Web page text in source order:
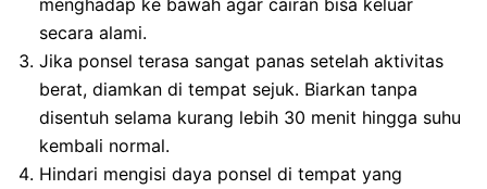
secara alami.
Jika ponsel terasa sangat panas setelah aktivitas
berat, diamkan di tempat sejuk. Biarkan tanpa
disentuh selama kurang lebih 30 menit hingga suhu
kembali normal.
Hindari mengisi daya ponsel di tempat yang